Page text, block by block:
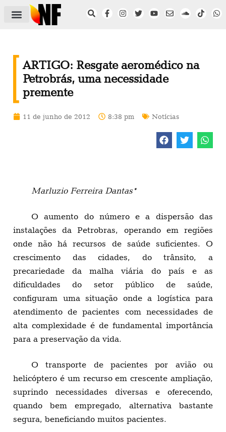
ARTIGO: Resgate aeromédico na
Petrobrás, uma necessidade
premente
11 de junho de 2012 8:38 pm Notícias
Marluzio Ferreira Dantas*
O aumento do número e a dispersão das
instalações da Petrobras, operando em regiões
onde não há recursos de saúde suficientes. O
crescimento das cidades, do trânsito, a
precariedade da malha viária do país e as
dificuldades do setor público de saúde,
configuram uma situação onde a logística para
atendimento de pacientes com necessidades de
alta complexidade é de fundamental importância
para a preservação da vida.
O transporte de pacientes por avião ou
helicóptero é um recurso em crescente ampliação,
suprindo necessidades diversas e oferecendo,
quando bem empregado, alternativa bastante
segura, beneficiando muitos pacientes.